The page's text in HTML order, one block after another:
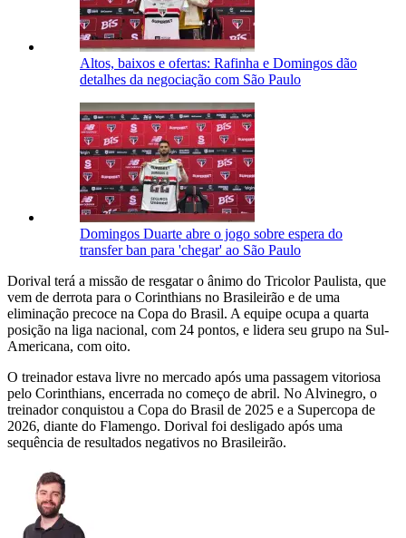
Altos, baixos e ofertas: Rafinha e Domingos dão
detalhes da negociação com São Paulo
Domingos Duarte abre o jogo sobre espera do
transfer ban para 'chegar' ao São Paulo
Dorival terá a missão de resgatar o ânimo do Tricolor Paulista, que
vem de derrota para o Corinthians no Brasileirão e de uma
eliminação precoce na Copa do Brasil. A equipe ocupa a quarta
posição na liga nacional, com 24 pontos, e lidera seu grupo na Sul-
Americana, com oito.
O treinador estava livre no mercado após uma passagem vitoriosa
pelo Corinthians, encerrada no começo de abril. No Alvinegro, o
treinador conquistou a Copa do Brasil de 2025 e a Supercopa de
2026, diante do Flamengo. Dorival foi desligado após uma
sequência de resultados negativos no Brasileirão.